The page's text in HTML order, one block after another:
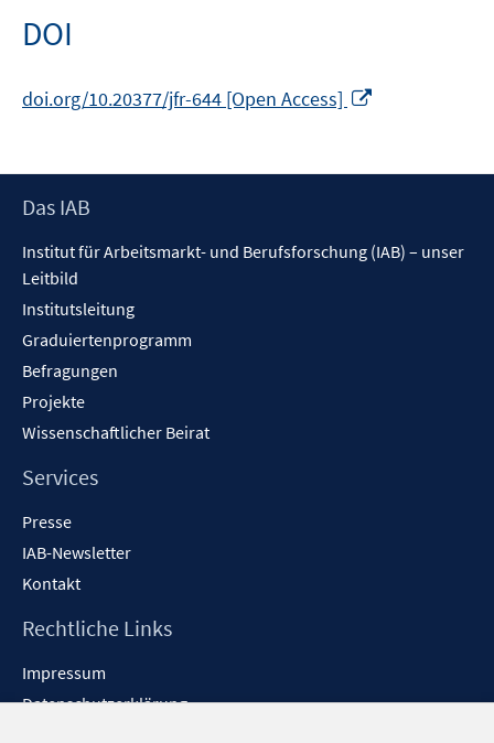
DOI
doi.org/10.20377/jfr-644 [Open Access]
öffnen
Footer
Das IAB
Institut für Arbeitsmarkt- und Berufsforschung (IAB) – unser
Leitbild
Institutsleitung
Graduiertenprogramm
Befragungen
Projekte
Wissenschaftlicher Beirat
Services
Presse
IAB-Newsletter
Kontakt
Rechtliche Links
Impressum
Datenschutzerklärung